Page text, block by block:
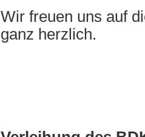
Wir freuen uns auf
ganz herzlich.